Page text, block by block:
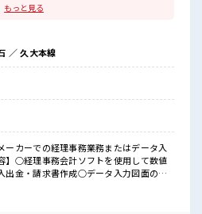
イベート満喫！
できそう≫
は不安だけど、
す！
目指していきましょう！
せる≫
！
もっと見る
／ 久大本線
ーカーでの経理事務業務またはデータ入
】○経理事務会計ソフトを使用して数値
出金・請求書作成○データ入力図面の数
します) ■お仕事PR ≪無理な